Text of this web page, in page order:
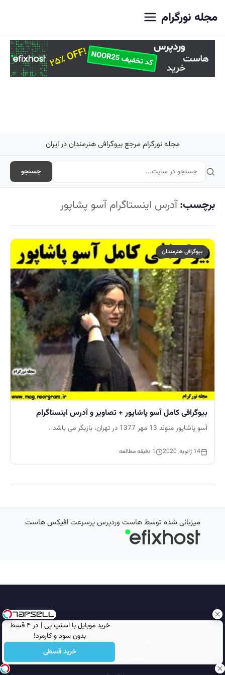
خرید موبایل با اسنپ پی | در ۴ قسط
بدون سود و کارمزد!
خرید قسطی
مجله نورگرام
مجله نورگرام مرجع بیوگرافی هنرمندان در ایران
جستجو
برچسب:آدرس اینستاگرام آسو پشاپور
بیوگرافی هنرمندان
بیوگرافی کامل آسو پاشاپور + تصاویر و آدرس اینستاگرام
آسو پاشاپور متولد 13 مهر 1377 در تهران، بازیگر می باشد .
14 ژانویه, 2020 1 دقیقه مطالعه
میزبانی شده توسطهاست وردپرس پرسرعتافیکس هاست
تمامی حقوق محفوظ است © 2026
مجله نورگرام
انجمن نورگرام